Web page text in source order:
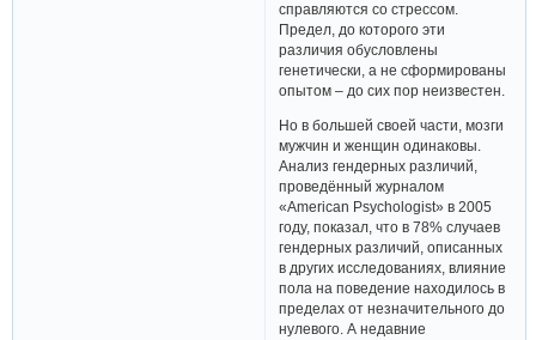
справляются со стрессом.
Предел, до которого эти
различия обусловлены
генетически, а не сформированы
опытом – до сих пор неизвестен.
Но в большей своей части, мозги
мужчин и женщин одинаковы.
Анализ гендерных различий,
проведённый журналом
«American Psychologist» в 2005
году, показал, что в 78% случаев
гендерных различий, описанных
в других исследованиях, влияние
пола на поведение находилось в
пределах от незначительного до
нулевого. А недавние